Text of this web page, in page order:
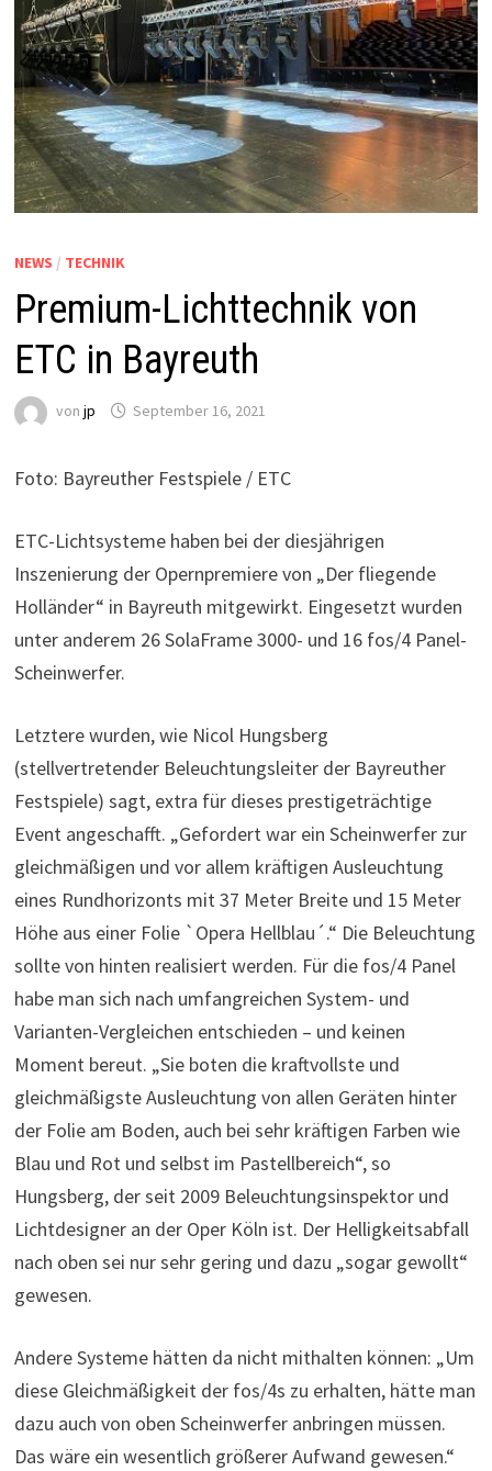
NEWS / TECHNIK
Premium-Lichttechnik von
ETC in Bayreuth
vonjp September 16, 2021
Foto: Bayreuther Festspiele / ETC
ETC-Lichtsysteme haben bei der diesjährigen
Inszenierung der Opernpremiere von „Der fliegende
Holländer“ in Bayreuth mitgewirkt. Eingesetzt wurden
unter anderem 26 SolaFrame 3000- und 16 fos/4 Panel-
Scheinwerfer.
Letztere wurden, wie Nicol Hungsberg
(stellvertretender Beleuchtungsleiter der Bayreuther
Festspiele) sagt, extra für dieses prestigeträchtige
Event angeschafft. „Gefordert war ein Scheinwerfer zur
gleichmäßigen und vor allem kräftigen Ausleuchtung
eines Rundhorizonts mit 37 Meter Breite und 15 Meter
Höhe aus einer Folie `Opera Hellblau´.“ Die Beleuchtung
sollte von hinten realisiert werden. Für die fos/4 Panel
habe man sich nach umfangreichen System- und
Varianten-Vergleichen entschieden – und keinen
Moment bereut. „Sie boten die kraftvollste und
gleichmäßigste Ausleuchtung von allen Geräten hinter
der Folie am Boden, auch bei sehr kräftigen Farben wie
Blau und Rot und selbst im Pastellbereich“, so
Hungsberg, der seit 2009 Beleuchtungsinspektor und
Lichtdesigner an der Oper Köln ist. Der Helligkeitsabfall
nach oben sei nur sehr gering und dazu „sogar gewollt“
gewesen.
Andere Systeme hätten da nicht mithalten können: „Um
diese Gleichmäßigkeit der fos/4s zu erhalten, hätte man
dazu auch von oben Scheinwerfer anbringen müssen.
Das wäre ein wesentlich größerer Aufwand gewesen.“